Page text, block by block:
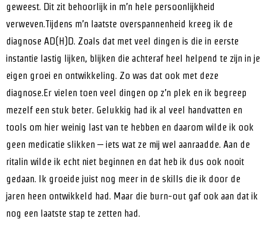
geweest. Dit zit behoorlijk in m’n hele persoonlijkheid
verweven.Tijdens m’n laatste overspannenheid kreeg ik de
diagnose AD(H)D. Zoals dat met veel dingen is die in eerste
instantie lastig lijken, blijken die achteraf heel helpend te zijn in je
eigen groei en ontwikkeling. Zo was dat ook met deze
diagnose.Er vielen toen veel dingen op z’n plek en ik begreep
mezelf een stuk beter. Gelukkig had ik al veel handvatten en
tools om hier weinig last van te hebben en daarom wilde ik ook
geen medicatie slikken – iets wat ze mij wel aanraadde. Aan de
ritalin wilde ik echt niet beginnen en dat heb ik dus ook nooit
gedaan. Ik groeide juist nog meer in de skills die ik door de
jaren heen ontwikkeld had. Maar die burn-out gaf ook aan dat ik
nog een laatste stap te zetten had.